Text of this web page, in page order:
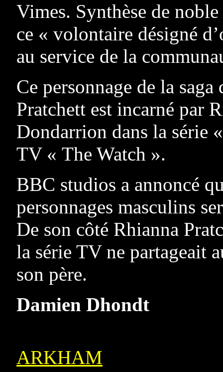
Vimes. Synthèse de
ce « volontaire désigné
au service de la
Ce personnage de la
Pratchett est incarné par
Dondarrion dans la série
TV « The Watch ».
BBC studios a annoncé
personnages masculins
De son côté Rhianna
la série TV ne partageait
son père.
Damien Dhondt
ARKHAM